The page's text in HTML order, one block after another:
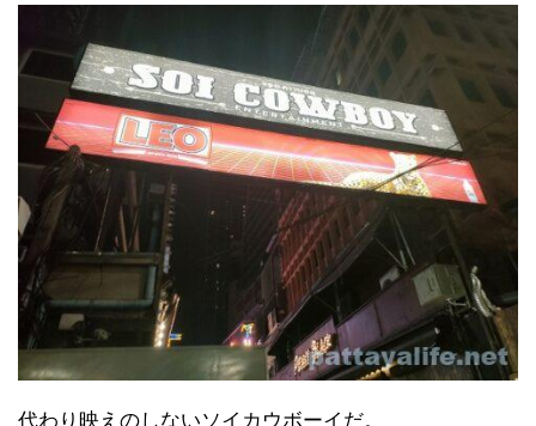
代わり映えのしないソイカウボーイだ。